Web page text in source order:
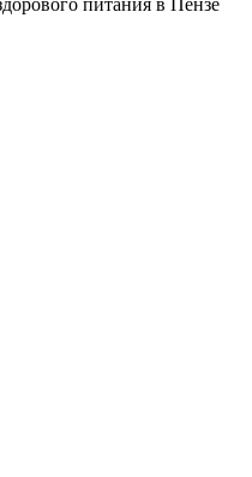
питания в Пензе